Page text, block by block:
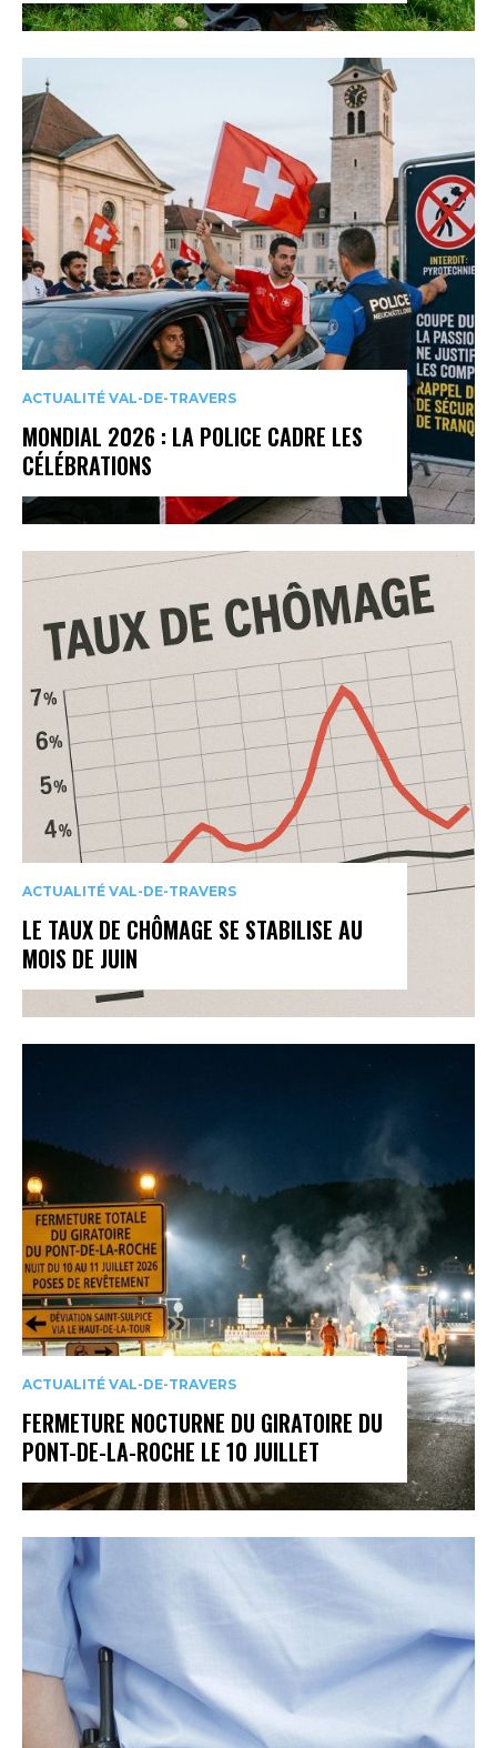
ACTUALITÉ VAL-DE-TRAVERS
MONDIAL 2026 : LA POLICE CADRE LES
CÉLÉBRATIONS
ACTUALITÉ VAL-DE-TRAVERS
LE TAUX DE CHÔMAGE SE STABILISE AU
MOIS DE JUIN
ACTUALITÉ VAL-DE-TRAVERS
FERMETURE NOCTURNE DU GIRATOIRE DU
PONT-DE-LA-ROCHE LE 10 JUILLET